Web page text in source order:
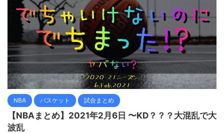
NBA バスケット 試合まとめ
【NBAまとめ】2021年2月6日 〜KD？？？大混乱で大
波乱